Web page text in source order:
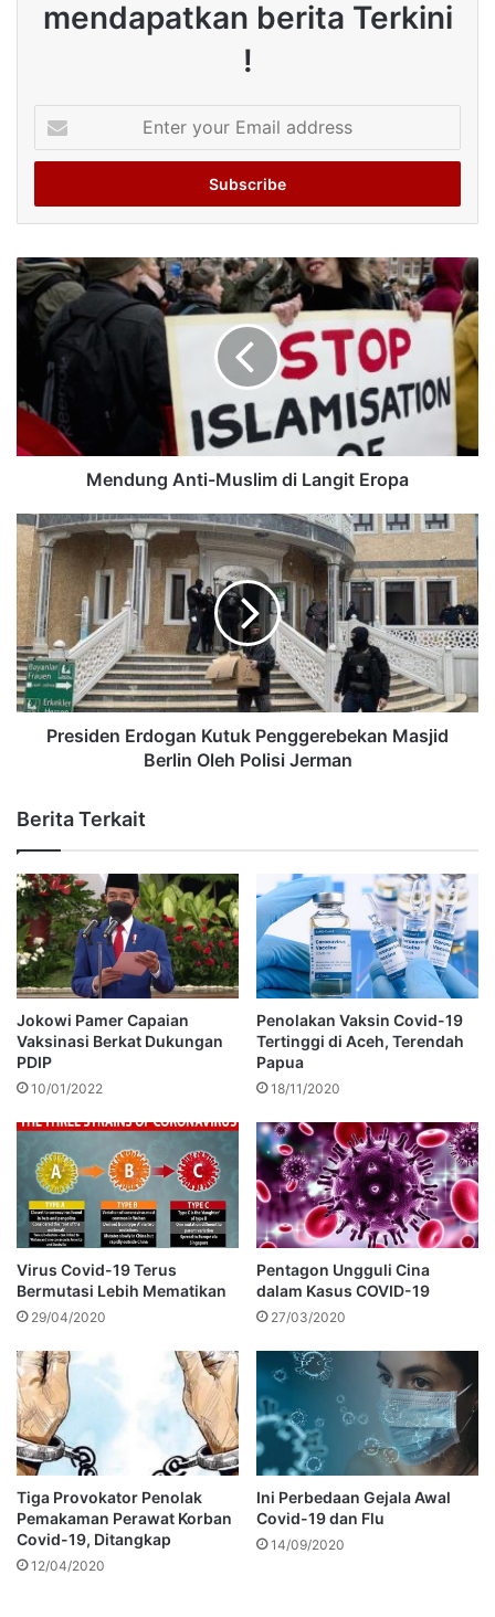
mendapatkan berita Terkini
!
your
Email
Mendung Anti-Muslim di Langit Eropa
Presiden Erdogan Kutuk Penggerebekan Masjid
Berlin Oleh Polisi Jerman
Berita Terkait
Jokowi Pamer Capaian
Vaksinasi Berkat Dukungan
PDIP
10/01/2022
Penolakan Vaksin Covid-19
Tertinggi di Aceh, Terendah
Papua
18/11/2020
Virus Covid-19 Terus
Bermutasi Lebih Mematikan
29/04/2020
Pentagon Ungguli Cina
dalam Kasus COVID-19
27/03/2020
Tiga Provokator Penolak
Pemakaman Perawat Korban
Covid-19, Ditangkap
12/04/2020
Ini Perbedaan Gejala Awal
Covid-19 dan Flu
14/09/2020